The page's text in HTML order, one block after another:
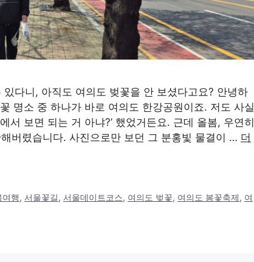
다니, 아직도 여의도 벚꽃을 안 보셨다고요? 안녕하
명소 중 하나가 바로 여의도 한강공원이죠. 저도 사실
서 보면 되는 거 아냐?’ 했었거든요. 근데 올봄, 우연히
버렸습니다. 사진으로만 보던 그 분홍빛 물결이 … 더
여행,서울꽃길,서울데이트코스, 여의도 벚꽃, 여의도 봄꽃축제, 여